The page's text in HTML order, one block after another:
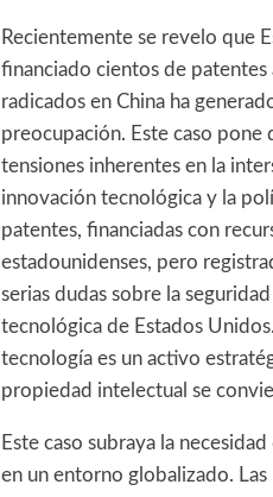
Recientemente se revelo que
financiado cientos de patentes
radicados en China ha
preocupación. Este caso pone
tensiones inherentes en la
innovación tecnológica y la
patentes, financiadas con
estadounidenses, pero
serias dudas sobre la
tecnológica de Estados
tecnología es un activo
propiedad intelectual se
Este caso subraya la
en un entorno globalizado.